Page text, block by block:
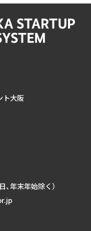
ト大阪
年末年始除く）